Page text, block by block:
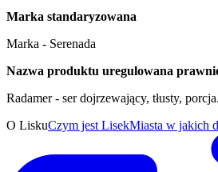
Marka standaryzowana
Marka - Serenada
Nazwa produktu uregulowana
Radamer - ser dojrzewający, tłusty, porcja.
O LiskuCzym jest LisekMiasta w jakich